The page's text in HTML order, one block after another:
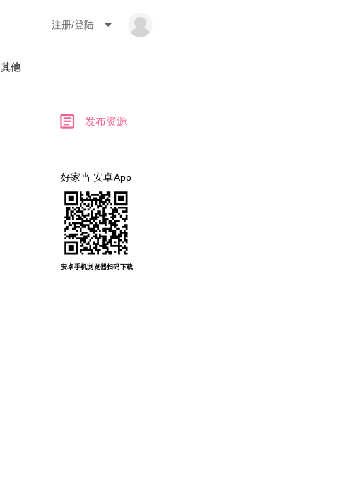
注册/登陆 arrow_drop_down
其他
article 发布资源
好家当 安卓App
安卓手机浏览器扫码下载